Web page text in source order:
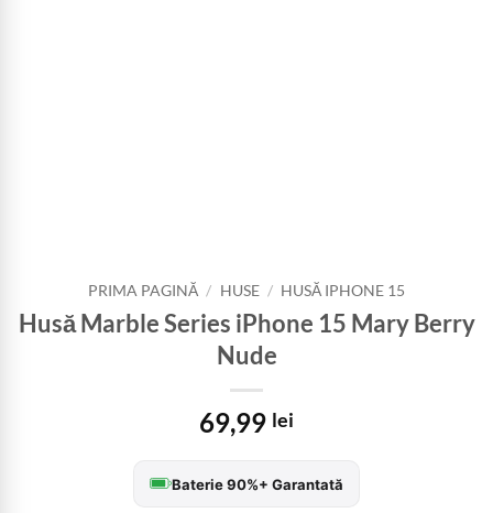
PRIMA PAGINĂ / HUSE / HUSĂ IPHONE 15
Husă Marble Series iPhone 15 Mary Berry
Nude
69,99 lei
Baterie 90%+ Garantată